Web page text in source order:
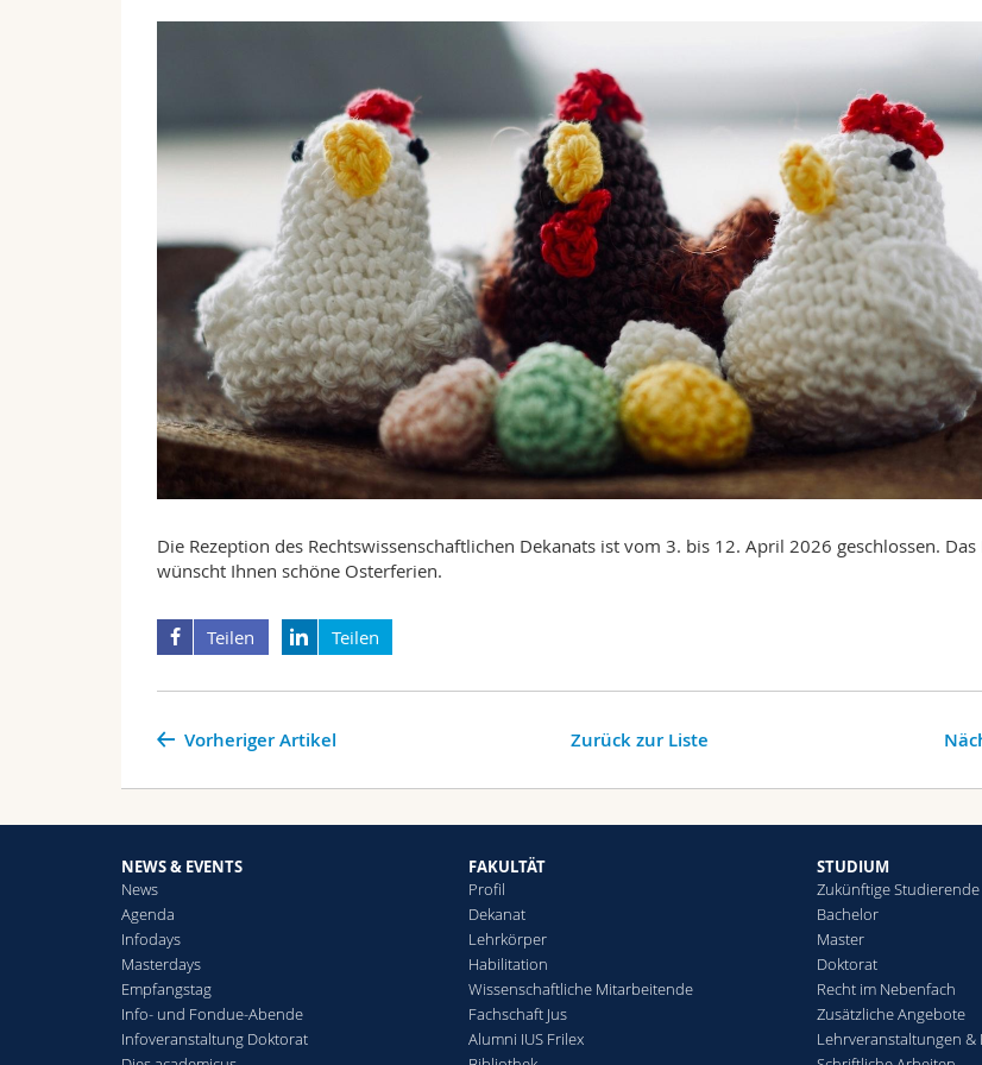
Die Rezeption des Rechtswissenschaftlichen Dekanats ist vom 3. bis 12. April 2026 geschlossen.
wünscht Ihnen schöne Osterferien.
Teilen Teilen
Vorheriger Artikel Zurück zur Liste
NEWS & EVENTS
News
Agenda
Infodays
Masterdays
Empfangstag
Info- und Fondue-Abende
Infoveranstaltung Doktorat
FAKULTÄT
Profil
Dekanat
Lehrkörper
Habilitation
Wissenschaftliche Mitarbeitende
Fachschaft Jus
Alumni IUS Frilex
STUDIUM
Zukünftige Studierende
Bachelor
Master
Doktorat
Recht im Nebenfach
Zusätzliche Angebote
Lehrveranstaltungen &